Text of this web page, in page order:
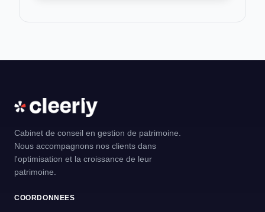
Cabinet de conseil en gestion de patrimoine.
Nous accompagnons nos clients dans
l'optimisation et la croissance de leur
patrimoine.
COORDONNEES